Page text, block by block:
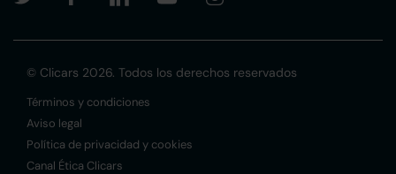
© Clicars 2026. Todos los derechos reservados
Términos y condiciones
Aviso legal
Política de privacidad y cookies
Canal Ética Clicars